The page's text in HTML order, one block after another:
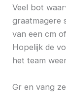
Veel bot
graatmagere
van een cm
Hopelijk de
het team
Gr en vang